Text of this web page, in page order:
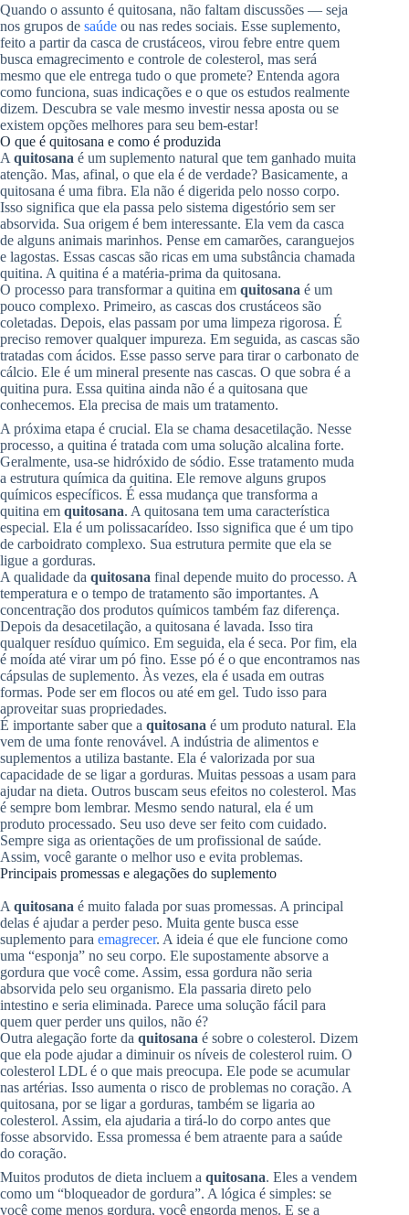
Quando o assunto é quitosana, não faltam discussões — seja
nos grupos de saúde ou nas redes sociais. Esse suplemento,
feito a partir da casca de crustáceos, virou febre entre quem
busca emagrecimento e controle de colesterol, mas será
mesmo que ele entrega tudo o que promete? Entenda agora
como funciona, suas indicações e o que os estudos realmente
dizem. Descubra se vale mesmo investir nessa aposta ou se
existem opções melhores para seu bem-estar!
O que é quitosana e como é produzida
A quitosana é um suplemento natural que tem ganhado muita
atenção. Mas, afinal, o que ela é de verdade? Basicamente, a
quitosana é uma fibra. Ela não é digerida pelo nosso corpo.
Isso significa que ela passa pelo sistema digestório sem ser
absorvida. Sua origem é bem interessante. Ela vem da casca
de alguns animais marinhos. Pense em camarões, caranguejos
e lagostas. Essas cascas são ricas em uma substância chamada
quitina. A quitina é a matéria-prima da quitosana.
O processo para transformar a quitina em quitosana é um
pouco complexo. Primeiro, as cascas dos crustáceos são
coletadas. Depois, elas passam por uma limpeza rigorosa. É
preciso remover qualquer impureza. Em seguida, as cascas são
tratadas com ácidos. Esse passo serve para tirar o carbonato de
cálcio. Ele é um mineral presente nas cascas. O que sobra é a
quitina pura. Essa quitina ainda não é a quitosana que
conhecemos. Ela precisa de mais um tratamento.
A próxima etapa é crucial. Ela se chama desacetilação. Nesse
processo, a quitina é tratada com uma solução alcalina forte.
Geralmente, usa-se hidróxido de sódio. Esse tratamento muda
a estrutura química da quitina. Ele remove alguns grupos
químicos específicos. É essa mudança que transforma a
quitina em quitosana. A quitosana tem uma característica
especial. Ela é um polissacarídeo. Isso significa que é um tipo
de carboidrato complexo. Sua estrutura permite que ela se
ligue a gorduras.
A qualidade da quitosana final depende muito do processo. A
temperatura e o tempo de tratamento são importantes. A
concentração dos produtos químicos também faz diferença.
Depois da desacetilação, a quitosana é lavada. Isso tira
qualquer resíduo químico. Em seguida, ela é seca. Por fim, ela
é moída até virar um pó fino. Esse pó é o que encontramos nas
cápsulas de suplemento. Às vezes, ela é usada em outras
formas. Pode ser em flocos ou até em gel. Tudo isso para
aproveitar suas propriedades.
É importante saber que a quitosana é um produto natural. Ela
vem de uma fonte renovável. A indústria de alimentos e
suplementos a utiliza bastante. Ela é valorizada por sua
capacidade de se ligar a gorduras. Muitas pessoas a usam para
ajudar na dieta. Outros buscam seus efeitos no colesterol. Mas
é sempre bom lembrar. Mesmo sendo natural, ela é um
produto processado. Seu uso deve ser feito com cuidado.
Sempre siga as orientações de um profissional de saúde.
Assim, você garante o melhor uso e evita problemas.
Principais promessas e alegações do suplemento
A quitosana é muito falada por suas promessas. A principal
delas é ajudar a perder peso. Muita gente busca esse
suplemento para emagrecer. A ideia é que ele funcione como
uma “esponja” no seu corpo. Ele supostamente absorve a
gordura que você come. Assim, essa gordura não seria
absorvida pelo seu organismo. Ela passaria direto pelo
intestino e seria eliminada. Parece uma solução fácil para
quem quer perder uns quilos, não é?
Outra alegação forte da quitosana é sobre o colesterol. Dizem
que ela pode ajudar a diminuir os níveis de colesterol ruim. O
colesterol LDL é o que mais preocupa. Ele pode se acumular
nas artérias. Isso aumenta o risco de problemas no coração. A
quitosana, por se ligar a gorduras, também se ligaria ao
colesterol. Assim, ela ajudaria a tirá-lo do corpo antes que
fosse absorvido. Essa promessa é bem atraente para a saúde
do coração.
Muitos produtos de dieta incluem a quitosana. Eles a vendem
como um “bloqueador de gordura”. A lógica é simples: se
você come menos gordura, você engorda menos. E se a